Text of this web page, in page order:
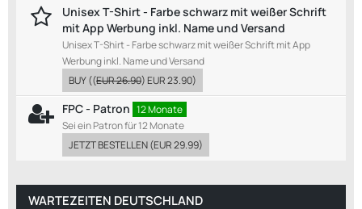
Unisex T-Shirt - Farbe schwarz mit weißer Schrift
mit App Werbung inkl. Name und Versand
Unisex T-Shirt - Farbe schwarz mit weißer Schrift mit App
Werbung inkl. Name und Versand
BUY((EUR 26.90)EUR 23.90)
FPC - Patron 12 Monate
Sei ein Patron für 12 Monate
JETZT BESTELLEN(EUR 29.99)
WARTEZEITEN DEUTSCHLAND